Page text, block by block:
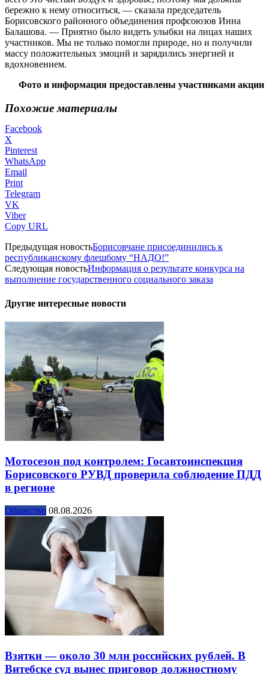
бережно к нему относиться, — сказала председатель
Борисовского районного объединения профсоюзов Инна
Балашова. — Приятно было видеть улыбки на лицах наших
участников. Мы не только помогли природе, но и получили
массу положительных эмоций и зарядились энергией и
вдохновением.
Фото и информация предоставлены участниками акции
Похожие материалы
Facebook
X
Pinterest
WhatsApp
Email
Print
Telegram
VK
Viber
Copy URL
Предыдущая новостьБорисовчане присоединились к
республиканскому флешбому “НАДО!”
Следующая новостьИнформация о результате конкурса на
выполнение государственного социального заказа
Другие интересные новости
Мотосезон под контролем: Госавтоинспекция
Борисовского РУВД проверила соблюдение ПДД
в регионе
Общество 08.08.2026
Взятки — около 30 млн российских рублей. В
Витебске суд вынес приговор должностному